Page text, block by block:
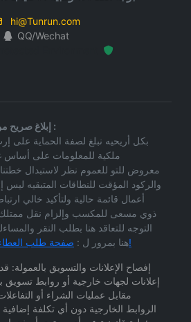
hi@Tunrun.com
QQ/Wechat
إبلاغ صريح من بائعي عنوان النطاقات :
بكل أريحيه نبلغ لصفة الحماية على
ملكية للمعلومات على أساس
والركود المؤقت للنطاقات المتبقيه ليس
أعمال قائمة حالية ولتأكيد خالي
ذوي مسعى للمكسب وإلزام نقل
التوجه للتعاقد هنا بطلب النقر
هنا بمرور ل :صفحة طلب العطاء وبدأ التواصل المكتوب!
إفصاح الإعلانات والتسويق بالعمولة:
إعلانات لجهات خارجية أو روابط تسويق
مقابل عمليات الشراء أو
الروابط الخارجية دون أي تكلفة